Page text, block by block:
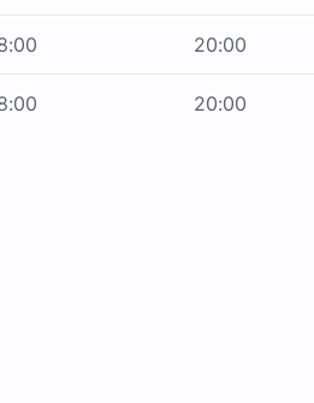
20:00
20:00